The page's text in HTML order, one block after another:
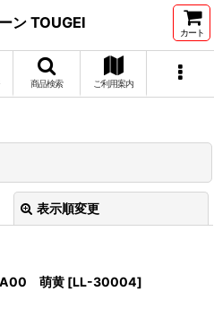
ン TOUGEI
カート
商品検索 ご利用案内
表示順変更
萌黄 [LL-30004]